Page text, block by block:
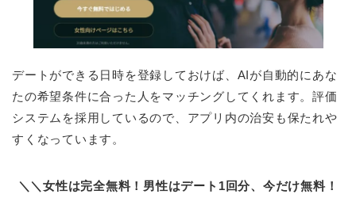
デートができる日時を登録しておけば、AIが自動的にあな
たの希望条件に合った人をマッチングしてくれます。評価
システムを採用しているので、アプリ内の治安も保たれや
すくなっています。
＼＼女性は完全無料！男性はデート1回分、今だけ無料！